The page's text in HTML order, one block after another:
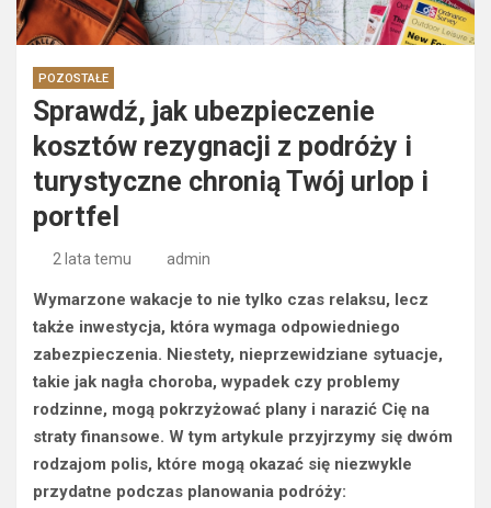
POZOSTAŁE
Sprawdź, jak ubezpieczenie
kosztów rezygnacji z podróży i
turystyczne chronią Twój urlop i
portfel
2 lata temu admin
Wymarzone wakacje to nie tylko czas relaksu, lecz
także inwestycja, która wymaga odpowiedniego
zabezpieczenia. Niestety, nieprzewidziane sytuacje,
takie jak nagła choroba, wypadek czy problemy
rodzinne, mogą pokrzyżować plany i narazić Cię na
straty finansowe. W tym artykule przyjrzymy się dwóm
rodzajom polis, które mogą okazać się niezwykle
przydatne podczas planowania podróży: